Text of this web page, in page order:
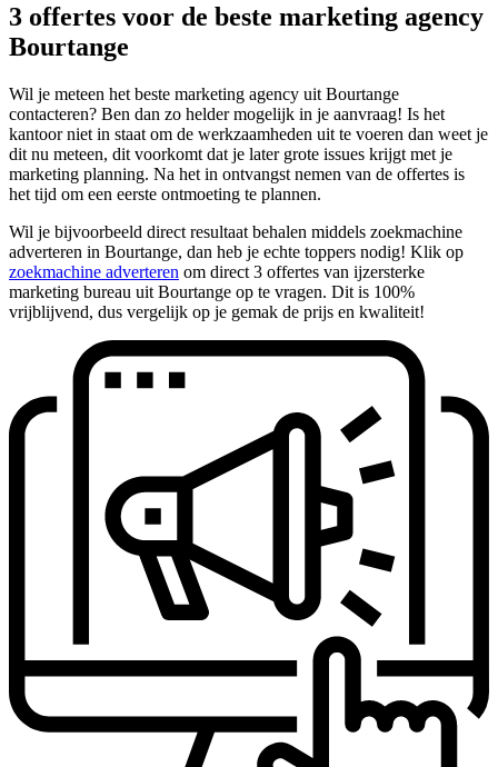
3 offertes voor de beste marketing agency
Bourtange
Wil je meteen het beste marketing agency uit Bourtange
contacteren? Ben dan zo helder mogelijk in je aanvraag! Is het
kantoor niet in staat om de werkzaamheden uit te voeren dan weet je
dit nu meteen, dit voorkomt dat je later grote issues krijgt met je
marketing planning. Na het in ontvangst nemen van de offertes is
het tijd om een eerste ontmoeting te plannen.
Wil je bijvoorbeeld direct resultaat behalen middels zoekmachine
adverteren in Bourtange, dan heb je echte toppers nodig! Klik op
zoekmachine adverteren om direct 3 offertes van ijzersterke
marketing bureau uit Bourtange op te vragen. Dit is 100%
vrijblijvend, dus vergelijk op je gemak de prijs en kwaliteit!